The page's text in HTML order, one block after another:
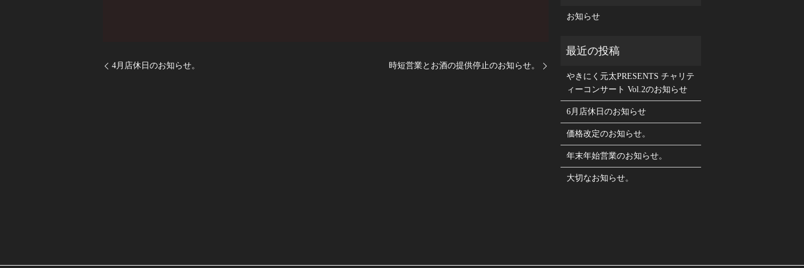
4月店休日のお知らせ。 時短営業とお酒の提供停止のお知らせ。
お知らせ
やきにく元太PRESENTS チャリテ
ィーコンサート Vol.2のお知らせ
6月店休日のお知らせ
価格改定のお知らせ。
年末年始営業のお知らせ。
大切なお知らせ。